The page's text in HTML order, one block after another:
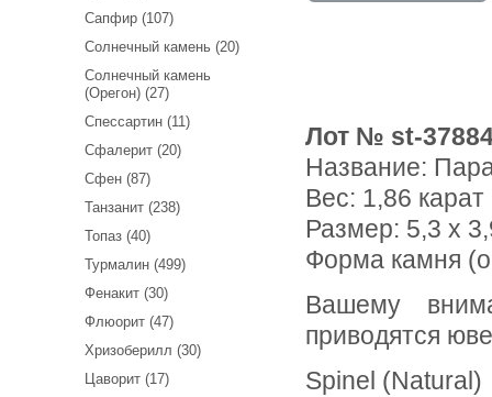
Сапфир (107)
Солнечный камень (20)
Солнечный камень
(Орегон) (27)
Спессартин (11)
Сфалерит (20)
Сфен (87)
Танзанит (238)
Топаз (40)
Турмалин (499)
Фенакит (30)
Флюорит (47)
Хризоберилл (30)
Цаворит (17)
Лот № st-
Название:
Вес: 1,86 карат
Размер: 5,3 х
Форма камня
Вашему вниманию предлагается пара шпинелей! Ниже
приводятся
Spinel (Natural)